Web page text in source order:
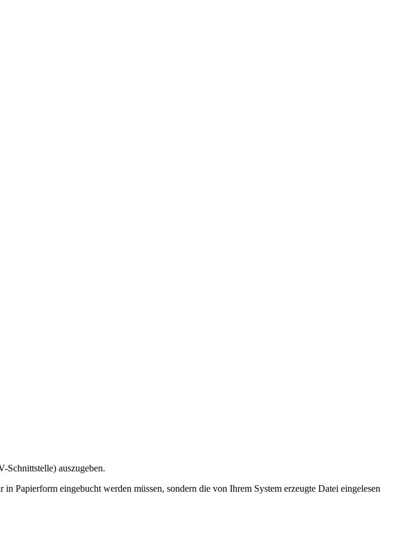
auszugeben.
Papierform eingebucht werden müssen, sondern die von Ihrem System erzeugte Datei eingelesen